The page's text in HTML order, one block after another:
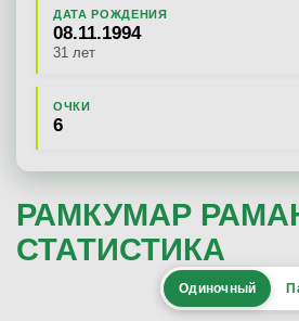
ДАТА РОЖДЕНИЯ
08.11.1994
31 лет
ОЧКИ
6
РАМКУМАР
СТАТИСТИКА
Одиночный